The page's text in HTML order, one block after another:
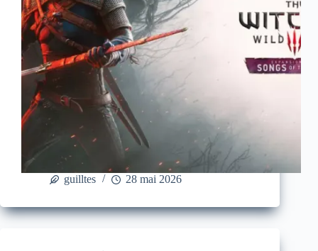
guilltes 28 mai 2026